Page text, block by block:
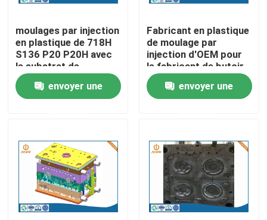
nouvelles
L'aluminium moulage mécanique sous pression
Pièces de usinage de commande numérique par
Pièces de rotation de commande numérique par
moulages par injection
en plastique de 718H
S136 P20 P20H avec
le substrat de
l'encadrement 2K
envoyer une
Fabricant en plastique
de moulage par
injection d'OEM pour
le fabricant de butoir
de voiture
envoyer une